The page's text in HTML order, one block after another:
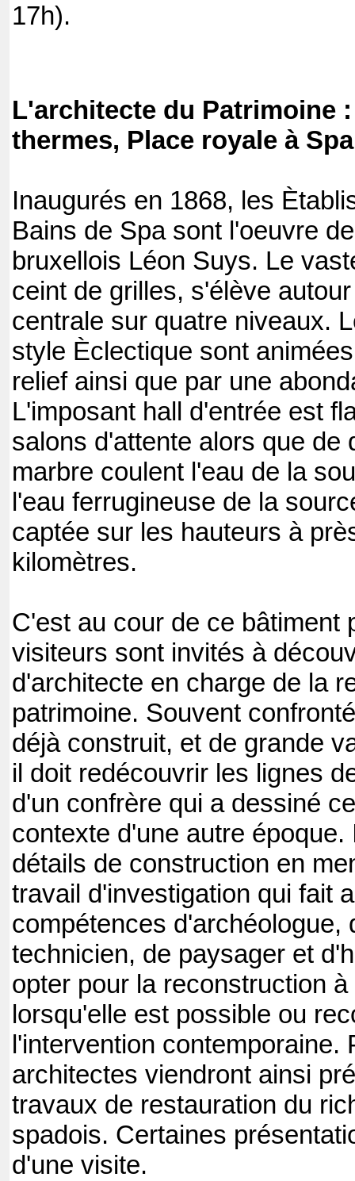
17h).
L'architecte du Patrimoine
thermes, Place royale à Spa
Inaugurés en 1868, les
Bains de Spa sont l'oeuvre
bruxellois Léon Suys. Le
ceint de grilles, s'élève
centrale sur quatre niveaux.
style Èclectique sont
relief ainsi que par une
L'imposant hall d'entrée est
salons d'attente alors que de
marbre coulent l'eau de la
l'eau ferrugineuse de la
captée sur les hauteurs à
kilomètres.
C'est au cour de ce bâtiment
visiteurs sont invités à
d'architecte en charge de la
patrimoine. Souvent
déjà construit, et de grande
il doit redécouvrir les lignes
d'un confrère qui a dessiné
contexte d'une autre époque.
détails de construction en
travail d'investigation qui fait
compétences d'archéologue,
technicien, de paysager et
opter pour la reconstruction à
lorsqu'elle est possible ou
l'intervention contemporaine.
architectes viendront ainsi
travaux de restauration du
spadois. Certaines
d'une visite.